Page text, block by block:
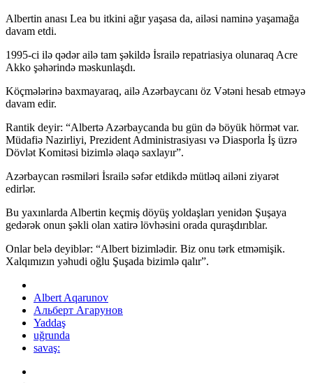
Albertin anası Lea bu itkini ağır yaşasa da, ailəsi naminə yaşamağa
davam etdi.
1995-ci ilə qədər ailə tam şəkildə İsrailə repatriasiya olunaraq Acre
Akko şəhərində məskunlaşdı.
Köçmələrinə baxmayaraq, ailə Azərbaycanı öz Vətəni hesab etməyə
davam edir.
Rantik deyir: “Albertə Azərbaycanda bu gün də böyük hörmət var.
Müdafiə Nazirliyi, Prezident Administrasiyası və Diasporla İş üzrə
Dövlət Komitəsi bizimlə əlaqə saxlayır”.
Azərbaycan rəsmiləri İsrailə səfər etdikdə mütləq ailəni ziyarət
edirlər.
Bu yaxınlarda Albertin keçmiş döyüş yoldaşları yenidən Şuşaya
gedərək onun şəkli olan xatirə lövhəsini orada quraşdırıblar.
Onlar belə deyiblər: “Albert bizimlədir. Biz onu tərk etməmişik.
Xalqımızın yəhudi oğlu Şuşada bizimlə qalır”.
Albert Aqarunov
Альберт Агарунов
Yaddaş
uğrunda
savaş: